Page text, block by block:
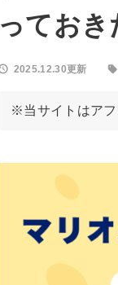
っておき
2025.12.30更新
※当サイトはアフ